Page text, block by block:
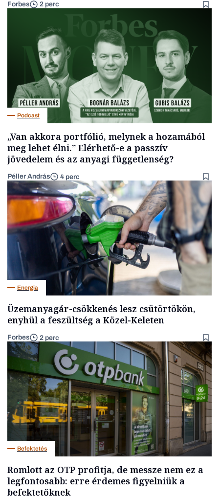
Forbes 2 perc
Podcast
„Van akkora portfólió, melynek a hozamából
meg lehet élni.” Elérhető-e a passzív
jövedelem és az anyagi függetlenség?
Péller András 4 perc
Energia
Üzemanyagár-csökkenés lesz csütörtökön,
enyhül a feszültség a Közel-Keleten
Forbes 2 perc
Befektetés
Romlott az OTP profitja, de messze nem ez a
legfontosabb: erre érdemes figyelniük a
befektetőknek